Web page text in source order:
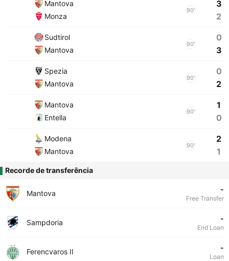
Mantova
Monza
90'
3
2
Sudtirol
Mantova
90'
0
3
Spezia
Mantova
90'
0
2
Mantova
Entella
90'
1
0
Modena
Mantova
90'
2
1
Recorde de transferência
Mantova -
Free Transfer
Sampdoria -
End Loan
Ferencvaros II -
Loan